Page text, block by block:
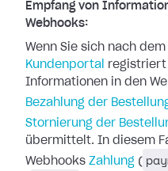
Empfang von
Webhooks:
Wenn Sie sich nach
Kundenportal
registriert
Informationen in den
Bezahlung der
Stornierung der
übermittelt. In diesem
Webhooks Zahlung (